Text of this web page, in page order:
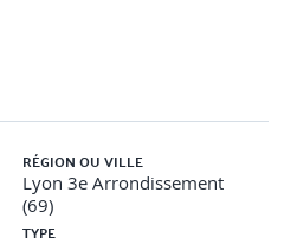
RÉGION OU VILLE
Lyon 3e Arrondissement
(69)
TYPE